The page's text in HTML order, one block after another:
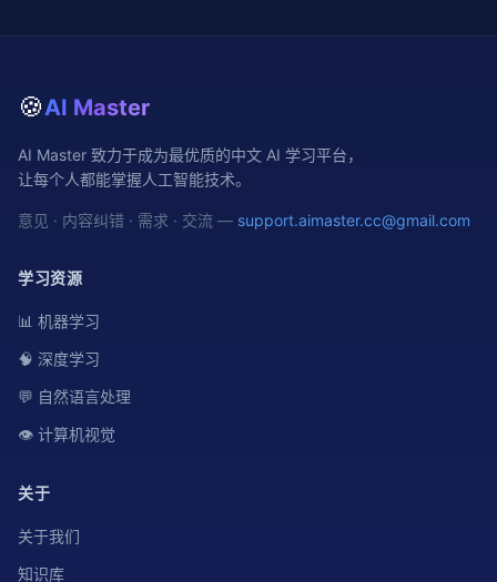
🍪AI Master
AI Master 致力于成为最优质的中文 AI 学习平台，
让每个人都能掌握人工智能技术。
意见 · 内容纠错 · 需求 · 交流 — support.aimaster.cc@gmail.com
学习资源
📊 机器学习
🧠 深度学习
💬 自然语言处理
👁️ 计算机视觉
关于
关于我们
知识库